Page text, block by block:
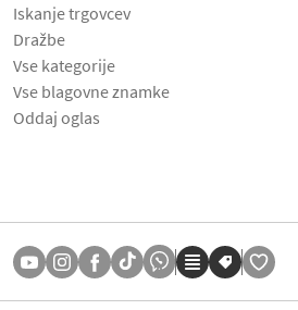
Iskanje trgovcev
Dražbe
Vse kategorije
Vse blagovne znamke
Oddaj oglas